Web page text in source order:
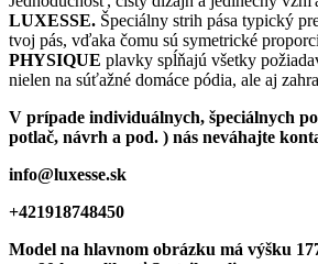
LUXESSE. Špeciálny strih pása typický
tvoj pás, vďaka čomu sú symetrické
PHYSIQUE plavky spĺňajú všetky
nielen na súťažné domáce pódia, ale aj
V prípade individuálnych, špeciálnych
potlač, návrh a pod. ) nás neváhajte
info@luxesse.sk
+421918748450
Model na hlavnom obrázku má výšku